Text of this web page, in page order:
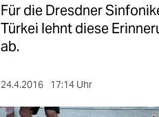
Für die Dresdner
Türkei lehnt diese
ab.
24.4.2016 17:14 Uhr